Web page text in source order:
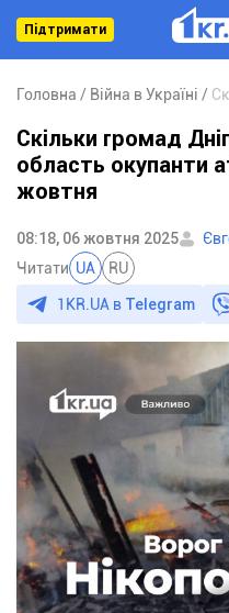
Підтримати
Головна Війна в Україні
Скільки громад
область окупанти
жовтня
08:18, 06 жовтня 2025
Читати UA RU
1KR.UA в Telegram